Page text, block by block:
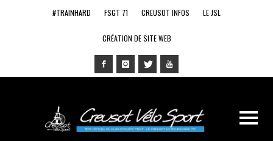
#TRAINHARD FSGT 71 CREUSOT INFOS LE JSL
CRÉATION DE SITE WEB